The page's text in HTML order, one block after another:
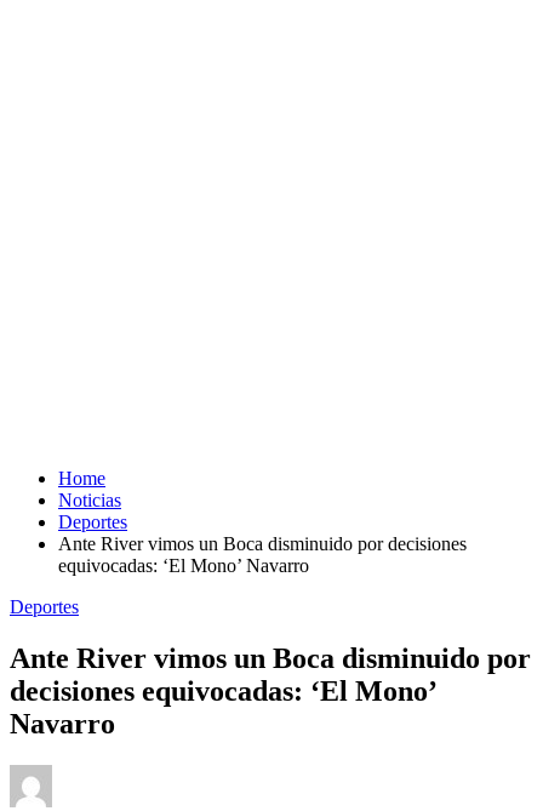
Home
Noticias
Deportes
Ante River vimos un Boca disminuido por decisiones
equivocadas: ‘El Mono’ Navarro
Deportes
Ante River vimos un Boca disminuido por
decisiones equivocadas: ‘El Mono’
Navarro